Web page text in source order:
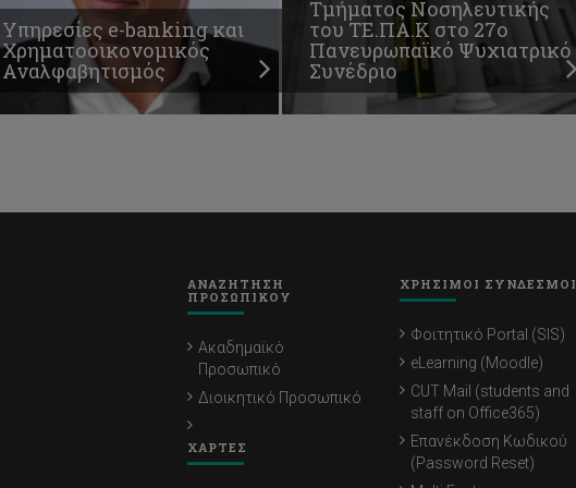
Υπηρεσίες e-banking και
Χρηματοοικονομικός
Αναλφαβητισμός
Τμήματος Νοσηλευτικής
του ΤΕ.ΠΑ.Κ στο 27ο
Πανευρωπαϊκό Ψυχιατρικό
Συνέδριο
ΑΝΑΖΗΤΗΣΗ
ΠΡΟΣΩΠΙΚΟΥ
Ακαδημαϊκό
Προσωπικό
Διοικητικό Προσωπικό
ΧΑΡΤΕΣ
ΧΡΗΣΙΜΟΙ ΣΥΝΔΕΣΜΟΙ
Φοιτητικό Portal (SIS)
eLearning (Moodle)
CUT Mail (students and
staff on Office365)
Επανέκδοση Κωδικού
(Password Reset)